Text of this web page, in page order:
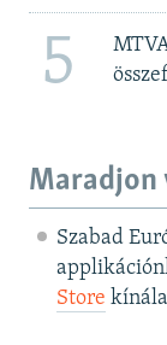
5
Maradjon
Szabad
Store